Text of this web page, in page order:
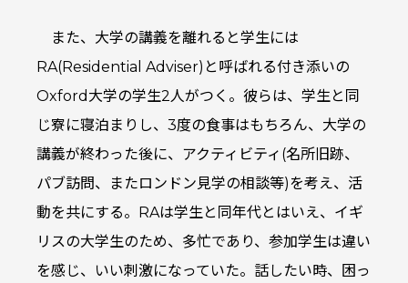
また、大学の講義を離れると学生には
RA(Residential Adviser)と呼ばれる付き添いの
Oxford大学の学生2人がつく。彼らは、学生と同
じ寮に寝泊まりし、3度の食事はもちろん、大学の
講義が終わった後に、アクティビティ(名所旧跡、
パブ訪問、またロンドン見学の相談等)を考え、活
動を共にする。RAは学生と同年代とはいえ、イギ
リスの大学生のため、多忙であり、参加学生は違い
を感じ、いい刺激になっていた。話したい時、困っ